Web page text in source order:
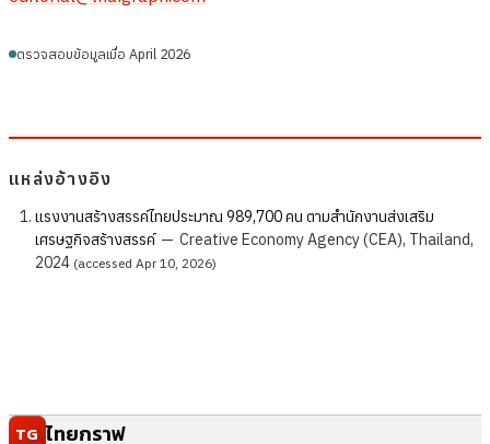
ตรวจสอบข้อมูลเมื่อ April 2026
แหล่งอ้างอิง
แรงงานสร้างสรรค์ไทยประมาณ 989,700 คน ตามสำนักงานส่งเสริม
เศรษฐกิจสร้างสรรค์ — Creative Economy Agency (CEA), Thailand,
2024 (accessed Apr 10, 2026)
TG ไทยกราฟ